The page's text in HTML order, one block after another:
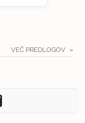
VEČ PREDLOGOV